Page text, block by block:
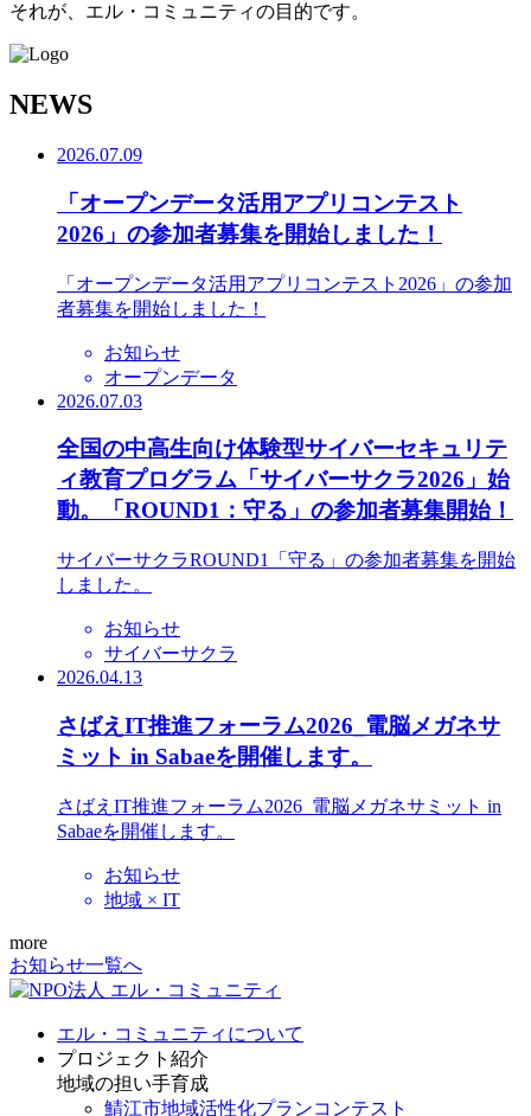
それが、エル・コミュニティの目的です。
NEWS
2026.07.09
「オープンデータ活用アプリコンテスト
2026」の参加者募集を開始しました！
「オープンデータ活用アプリコンテスト2026」の参加
者募集を開始しました！
お知らせ
オープンデータ
2026.07.03
全国の中高生向け体験型サイバーセキュリテ
ィ教育プログラム「サイバーサクラ2026」始
動。「ROUND1：守る」の参加者募集開始！
サイバーサクラROUND1「守る」の参加者募集を開始
しました。
お知らせ
サイバーサクラ
2026.04.13
さばえIT推進フォーラム2026_電脳メガネサ
ミット in Sabaeを開催します。
さばえIT推進フォーラム2026_電脳メガネサミット in
Sabaeを開催します。
お知らせ
地域 × IT
more
お知らせ一覧へ
エル・コミュニティについて
プロジェクト紹介
地域の担い手育成
鯖江市地域活性化プランコンテスト